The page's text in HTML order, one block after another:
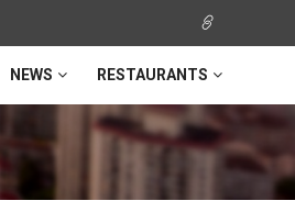
NEWS RESTAURANTS